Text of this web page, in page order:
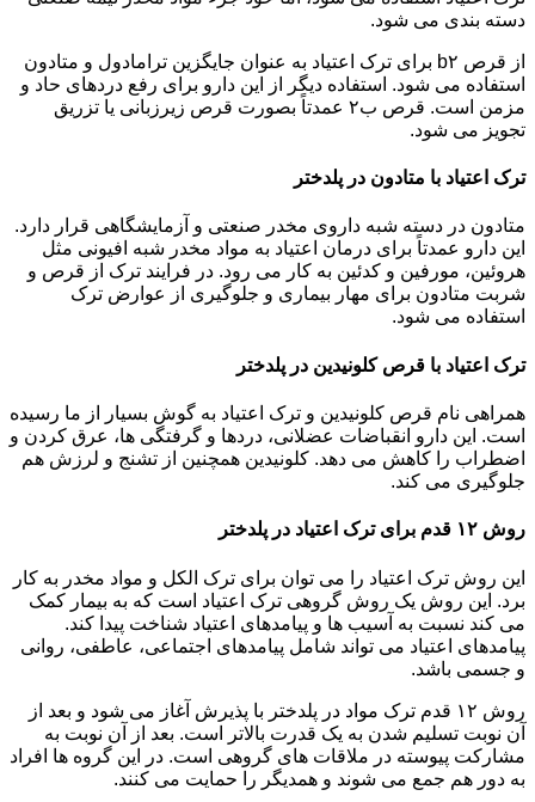
دسته بندی می شود.
از قرص b۲ برای ترک اعتیاد به عنوان جایگزین ترامادول و متادون
استفاده می شود. استفاده دیگر از این دارو برای رفع دردهای حاد و
مزمن است. قرص ب۲ عمدتاً بصورت قرص زیرزبانی یا تزریق
تجویز می شود.
ترک اعتیاد با متادون در پلدختر
متادون در دسته شبه داروی مخدر صنعتی و آزمایشگاهی قرار دارد.
این دارو عمدتاً برای درمان اعتیاد به مواد مخدر شبه افیونی مثل
هروئین، مورفین و کدئین به کار می رود. در فرایند ترک از قرص و
شربت متادون برای مهار بیماری و جلوگیری از عوارض ترک
استفاده می شود.
ترک اعتیاد با قرص کلونیدین در پلدختر
همراهی نام قرص کلونیدین و ترک اعتیاد به گوش بسیار از ما رسیده
است. این دارو انقباضات عضلانی، دردها و گرفتگی ها، عرق کردن و
اضطراب را کاهش می دهد. کلونیدین همچنین از تشنج و لرزش هم
جلوگیری می کند.
روش ۱۲ قدم برای ترک اعتیاد در پلدختر
این روش ترک اعتیاد را می توان برای ترک الکل و مواد مخدر به کار
برد. این روش یک روش گروهی ترک اعتیاد است که به بیمار کمک
می کند نسبت به آسیب ها و پیامدهای اعتیاد شناخت پیدا کند.
پیامدهای اعتیاد می تواند شامل پیامدهای اجتماعی، عاطفی، روانی
و جسمی باشد.
روش ۱۲ قدم ترک مواد در پلدختر با پذیرش آغاز می شود و بعد از
آن نوبت تسلیم شدن به یک قدرت بالاتر است. بعد از آن نوبت به
مشارکت پیوسته در ملاقات های گروهی است. در این گروه ها افراد
به دور هم جمع می شوند و همدیگر را حمایت می کنند.